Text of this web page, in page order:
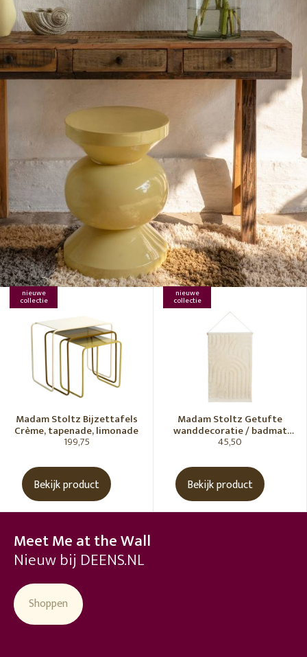
nieuwe
collectie
Madam Stoltz Bijzettafels
Crème, tapenade, limonade
199,75
Bekijk product
nieuwe
collectie
Madam Stoltz Getufte
wanddecoratie / badmat
Vanille
45,50
Bekijk product
Meet Me at the Wall
Nieuw bij DEENS.NL
Shoppen